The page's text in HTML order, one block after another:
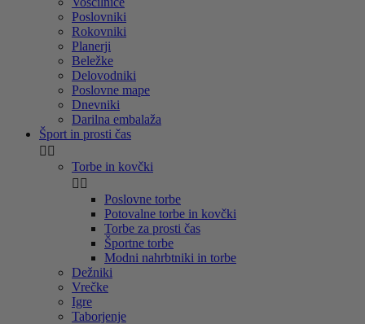
Poslovniki
Rokovniki
Planerji
Beležke
Delovodniki
Poslovne mape
Dnevniki
Darilna embalaža
Šport in prosti čas
 
Torbe in kovčki
 
Poslovne torbe
Potovalne torbe in kovčki
Torbe za prosti čas
Športne torbe
Modni nahrbtniki in torbe
Dežniki
Vrečke
Igre
Taborjenje